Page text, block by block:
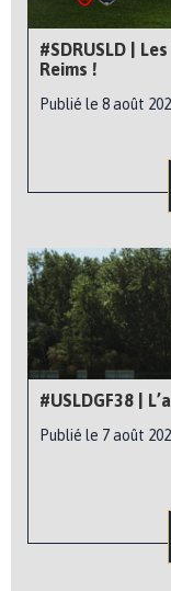
#SDRUSLD |
Reims !
Publié le 8 août
#USLDGF38 |
Publié le 7 août